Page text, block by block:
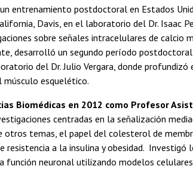
entrenamiento postdoctoral en Estados
Davis, en el laboratorio del Dr. Isaac
sobre señales intracelulares de calcio
desarrolló un segundo período
del Dr. Julio Vergara, donde
esquelético.
Biomédicas en 2012 como Profesor
centradas en la señalización
otros temas, el papel del colesterol de
resistencia a la insulina y obesidad.
función neuronal utilizando modelos